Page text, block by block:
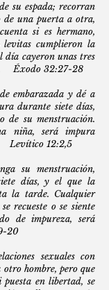
su espada; recorran
de una puerta a otra,
si es hermano,
levitas cumplieron la
día cayeron unas tres
Éxodo 32:27-28
embarazada y dé a
durante siete días,
de su menstruación.
niña, será impura
Levítico 12:2,5
su menstruación,
días, y el que la
la tarde. Cualquier
recueste o se siente
de impureza, será
20
sexuales con
hombre, pero que
en libertad, se